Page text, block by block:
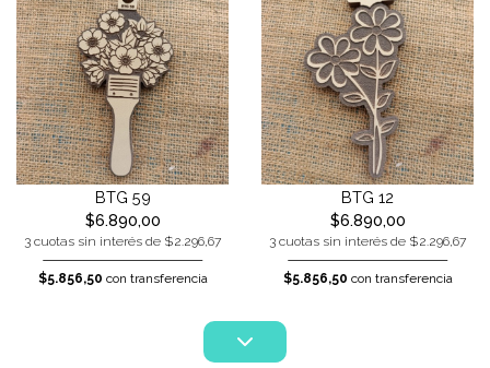
BTG 59
$6.890,00
3 cuotas sin interés de $2.296,67
$5.856,50 con transferencia
BTG 12
$6.890,00
3 cuotas sin interés de $2.296,67
$5.856,50 con transferencia